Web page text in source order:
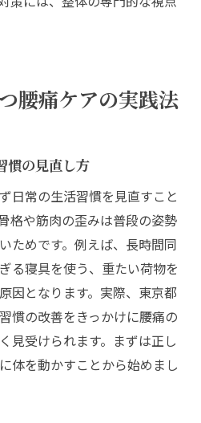
腰痛ケアの実践法
慣の見直し方
日常の生活習慣を見直すこと
格や筋肉の歪みは普段の姿勢
ためです。例えば、長時間同
る寝具を使う、重たい荷物を
因となります。実際、東京都
慣の改善をきっかけに腰痛の
見受けられます。まずは正し
体を動かすことから始めまし